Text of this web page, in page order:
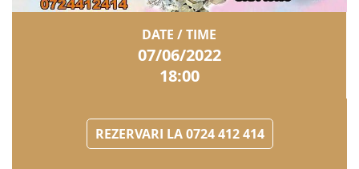
DATE / TIME
07/06/2022
18:00
REZERVARI LA 0724 412 414